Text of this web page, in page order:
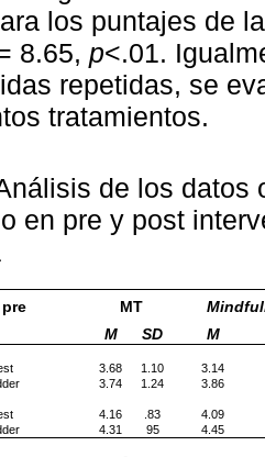
los puntajes de
8.65, p<.01.
repetidas, se
tratamientos.
de los datos
en pre y post
MT
M
SD M
3.68 1.10
3.14
3.74 1.24 3.86
4.16 .83
4.09
4.31 95 4.45